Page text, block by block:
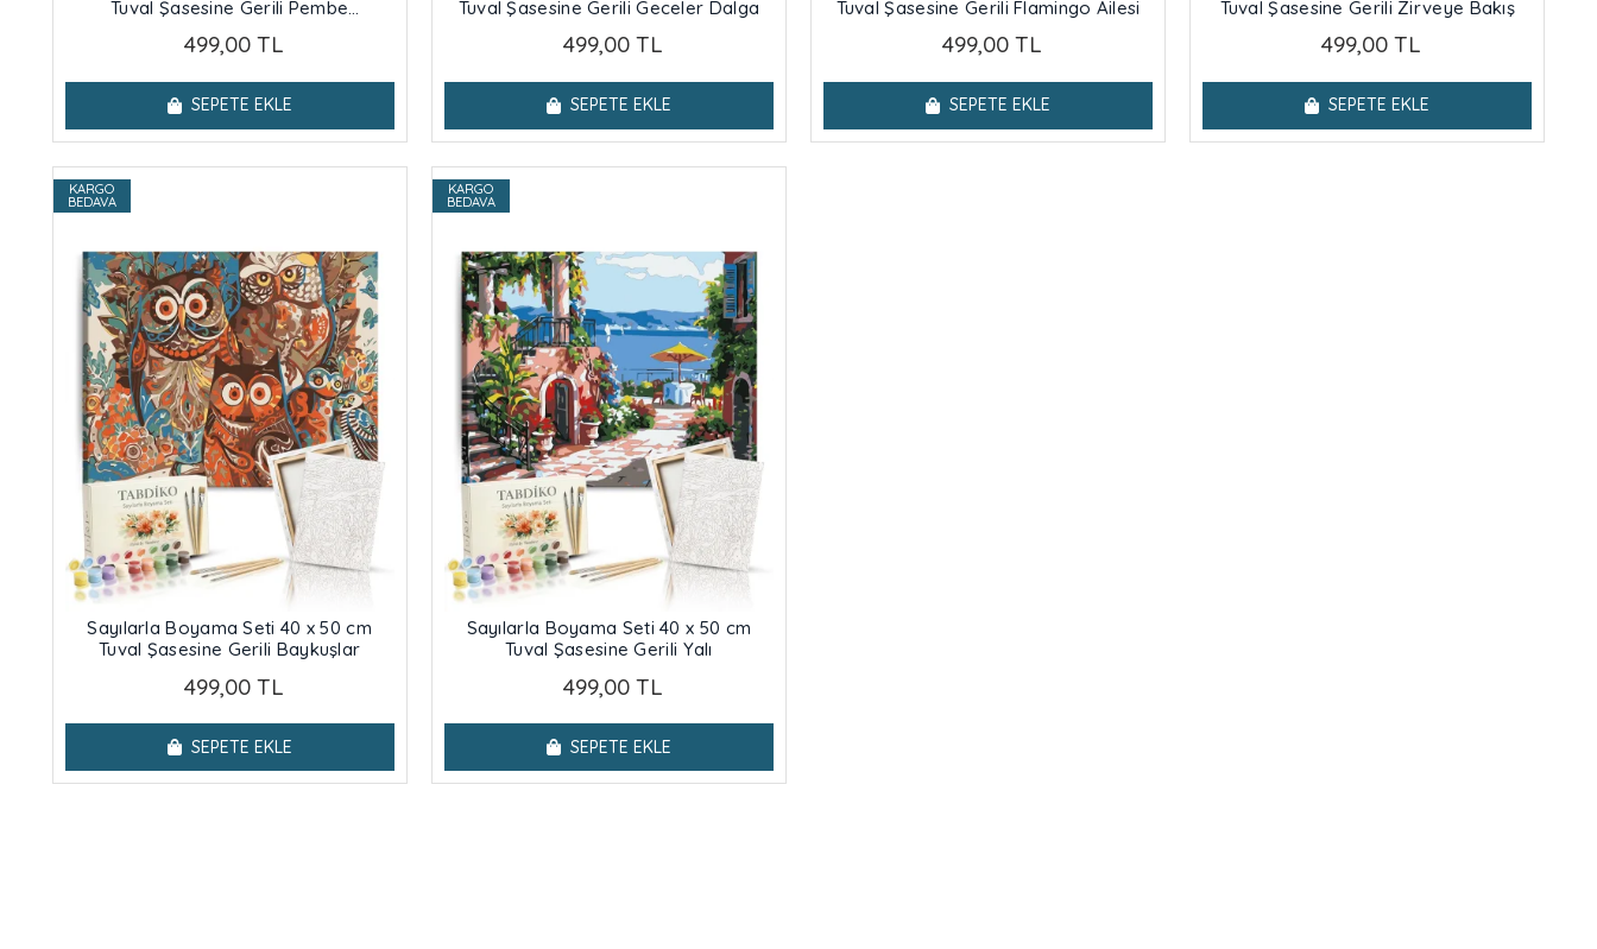
Tuval Şasesine Gerili Pembe
499,00 TL
SEPETE EKLE
Tuval Şasesine Gerili Geceler Dalga
499,00 TL
SEPETE EKLE
Tuval Şasesine Gerili Flamingo Ailesi
499,00 TL
SEPETE EKLE
Tuval Şasesine Gerili Zirveye Bakış
499,00 TL
SEPETE EKLE
KARGO
BEDAVA
Sayılarla Boyama Seti 40 x 50 cm
Tuval Şasesine Gerili Baykuşlar
499,00 TL
SEPETE EKLE
KARGO
BEDAVA
Sayılarla Boyama Seti 40 x 50 cm
Tuval Şasesine Gerili Yalı
499,00 TL
SEPETE EKLE